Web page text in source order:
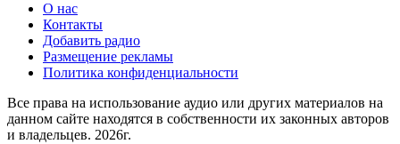
О нас
Контакты
Добавить радио
Размещение рекламы
Политика конфиденциальности
Все права на использование аудио или других материалов на
данном сайте находятся в собственности их законных авторов
и владельцев. 2026г.